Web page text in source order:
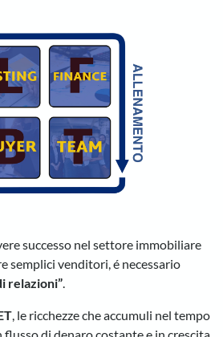
successo nel settore immobiliare
semplici venditori, é necessario
relazioni”.
, le ricchezze che accumuli nel tempo